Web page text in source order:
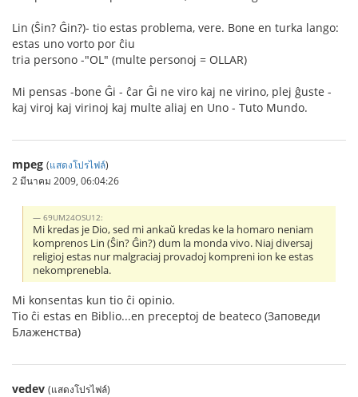
Lin (Ŝin? Ĝin?)- tio estas problema, vere. Bone en turka lango:
estas uno vorto por ĉiu
tria persono -"OL" (multe personoj = OLLAR)
Mi pensas -bone Ĝi - ĉar Ĝi ne viro kaj ne virino, plej ĝuste -
kaj viroj kaj virinoj kaj multe aliaj en Uno - Tuto Mundo.
mpeg (แสดงโปรไฟล์)
2 มีนาคม 2009, 06:04:26
69UM24OSU12:
Mi kredas je Dio, sed mi ankaŭ kredas ke la homaro neniam
komprenos Lin (Ŝin? Ĝin?) dum la monda vivo. Niaj diversaj
religioj estas nur malgraciaj provadoj kompreni ion ke estas
nekomprenebla.
Mi konsentas kun tio ĉi opinio.
Tio ĉi estas en Biblio...en preceptoj de beateco (Заповеди
Блаженства)
vedev (แสดงโปรไฟล์)